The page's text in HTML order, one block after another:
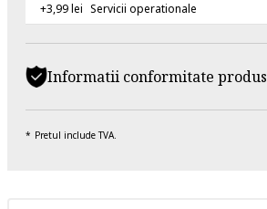
+3,99 lei Servicii operationale
Informatii conformitate produs
Pretul include TVA.